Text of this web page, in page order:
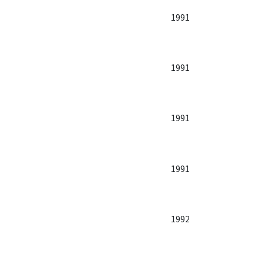
1991
1991
1991
1991
1992